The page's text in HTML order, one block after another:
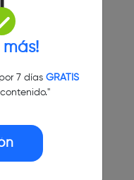
más!
7 días GRATIS